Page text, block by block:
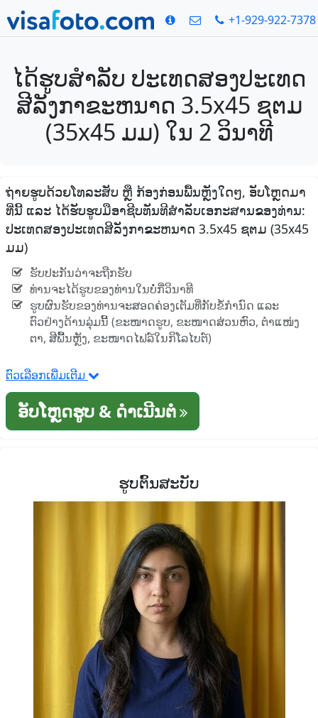
+1-929-922-7378
ໄດ້ຮູບສໍາລັບ ປະເທດສອງປະເທດ
ສີລັງກາຂະຫນາດ 3.5x45 ຊຕມ
(35x45 ມມ) ໃນ 2 ວິນາທີ
ຖ່າຍຮູບດ້ວຍໂທລະສັບ ຫຼື ກ້ອງກ່ອນພື້ນຫຼັງໃດໆ, ອັບໂຫຼດມາ
ທີ່ນີ້ ແລະ ໄດ້ຮັບຮູບມືອາຊີບທັນທີສໍາລັບເອກະສານຂອງທ່ານ:
ປະເທດສອງປະເທດສີລັງກາຂະຫນາດ 3.5x45 ຊຕມ (35x45
ມມ)
ຮັບປະກັນວ່າຈະຖືກຮັບ
ທ່ານຈະໄດ້ຮູບຂອງທ່ານໃນບໍ່ກີ່ວິນາທີ
ຮູບຜົນຮັບຂອງທ່ານຈະສອດຄ່ອງເຕັມທີ່ກັບຂໍ້ກໍານົດ ແລະ
ຕົວຢ່າງດ້ານລຸ່ມນີ້ (ຂະໜາດຮູບ, ຂະໜາດສ່ວນຫົວ, ຕໍາແໜ່ງ
ຕາ, ສີພື້ນຫຼັງ, ຂະໜາດໄຟລ໌ໃນກິໂລໄບຕ໌)
ຕົວເລືອກເພີ່ມເຕີມ
ອັບໂຫຼດຮູບ & ດໍາເນີນຕໍ່
ຮູບຕົ້ນສະບັບ